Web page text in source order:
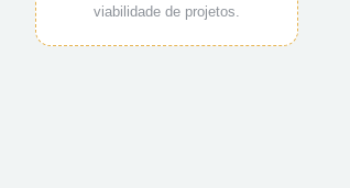
viabilidade de projetos.